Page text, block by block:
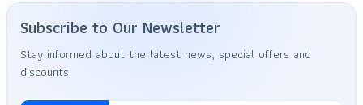
Subscribe to Our Newsletter
Stay informed about the latest news, special offers and
discounts.